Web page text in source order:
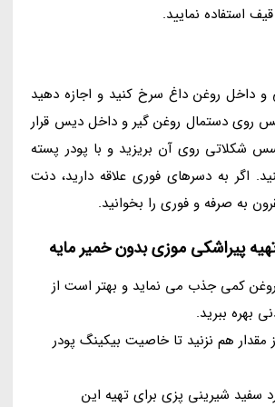
استفاده نمایید.
داخل روغن داغ سرخ کنید و اجازه دهید
روی دستمال روغن گیر و داخل دیس قرار
شکلاتی روی آن بریزید و با پودر پسته
اگر به دسرهای فوری علاقه دارید، دنت
به صرفه و فوری را بخوانید.
پیراشکی موزی بدون خمیر مایه
کمی جذب می نماید و بهتر است از
بهره ببرید.
مقدار هم نزنید تا خاصیت بیکینگ پودر
سفید شیرینی پزی برای تهیه این